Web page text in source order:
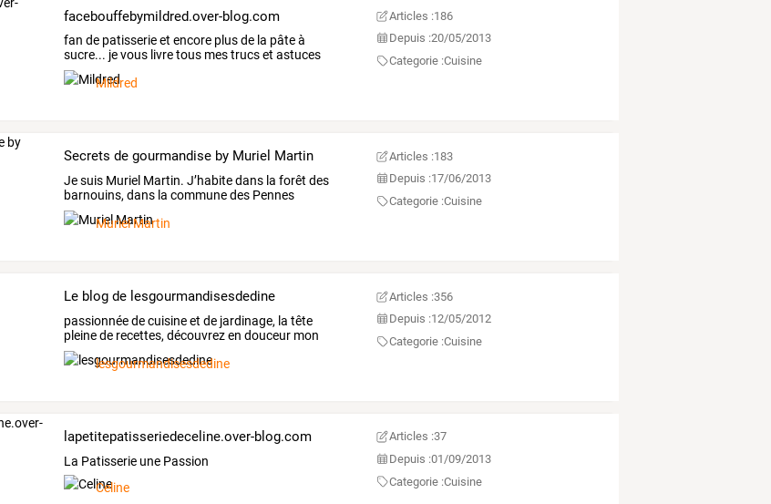
facebouffebymildred.over-blog.com
fan de patisserieet encore plusde la pâteà
sucre... jevous livretous mestrucset astuces
pour
Mildred
Articles :186
Depuis :20/05/2013
Categorie :Cuisine
Secrets de gourmandise by Muriel Martin
Jesuis Muriel Martin. J’habitedans la forêt des
barnouins, dans la communedes Pennes
Mirabeau,
Muriel Martin
Articles :183
Depuis :17/06/2013
Categorie :Cuisine
Le blog de lesgourmandisesdedine
passionnéedecuisineet de jardinage, la tête
pleinede recettes, découvrezen douceur mon
blog...vous
lesgourmandisesdedine
Articles :356
Depuis :12/05/2012
Categorie :Cuisine
lapetitepatisseriedeceline.over-blog.com
La Patisserie une Passion
Celine
Articles :37
Depuis :01/09/2013
Categorie :Cuisine